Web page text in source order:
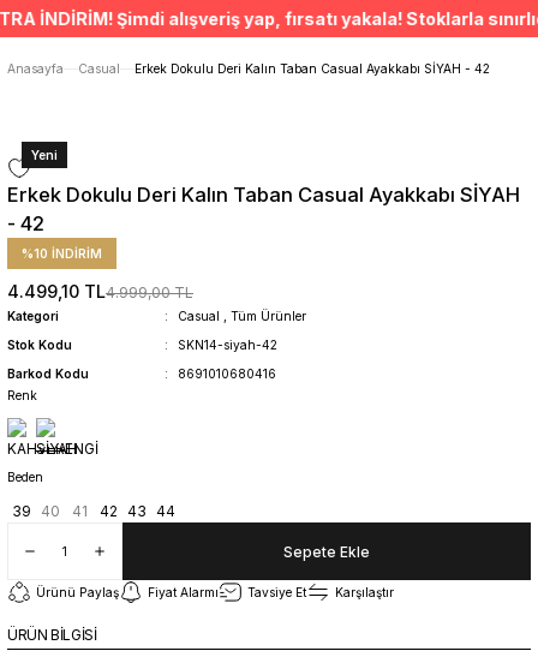
ÜCRETSİZ TESLİMAT İMKANI
SÜRDÜRÜLEBİLİR ÜRÜNLER
Anasayfa
Casual Erkek Dokulu Deri Kalın Taban Casual Ayakkabı SİYAH - 42
Yeni
Erkek Dokulu Deri Kalın Taban Casual Ayakkabı SİYAH
- 42
%10 İNDİRİM
4.499,10 TL4.999,00 TL
Kategori Casual
Tüm Ürünler
Stok Kodu
SKN14-siyah-42
Barkod Kodu
8691010680416
Renk
Beden
39 40 41 42 43 44
Sepete Ekle
Ürünü Paylaş Fiyat Alarmı Tavsiye Et Karşılaştır
ÜRÜN BİLGİSİ
İNDİRİM! Şimdi alışveriş yap, fırsatı yakala! Stoklarla